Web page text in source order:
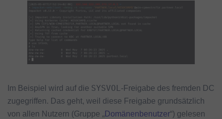
Im Beispiel wird auf die SYSVOL-Freigabe des fremden DC
zugegriffen. Das geht, weil diese Freigabe grundsätzlich
von allen Nutzern (Gruppe „Domänenbenutzer“) gelesen